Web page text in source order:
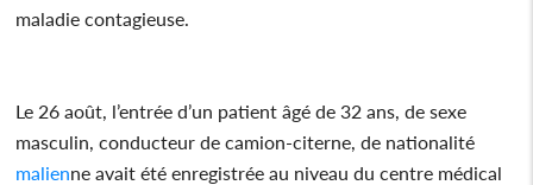
maladie contagieuse.
Le 26 août, l’entrée d’un patient âgé de 32 ans, de sexe
masculin, conducteur de camion-citerne, de nationalité
malienne avait été enregistrée au niveau du centre médical